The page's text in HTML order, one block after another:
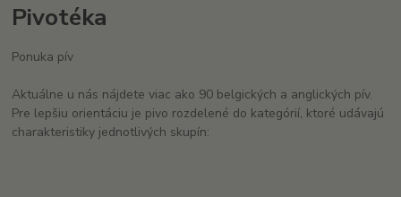
Pivotéka
Ponuka pív
Aktuálne u nás nájdete viac ako 90 belgických a anglických pív.
Pre lepšiu orientáciu je pivo rozdelené do kategórií, ktoré udávajú
charakteristiky jednotlivých skupín: